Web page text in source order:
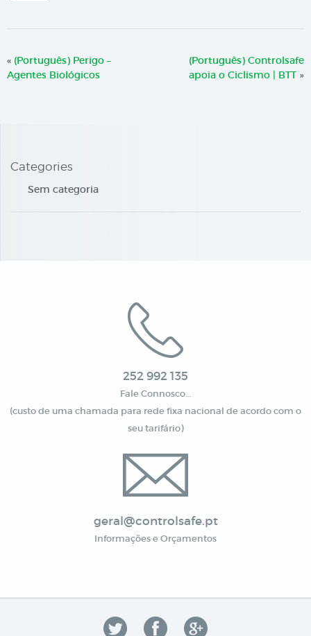
« (Português) Perigo –
Agentes Biológicos
(Português) Controlsafe
apoia o Ciclismo | BTT »
Categories
Sem categoria
252 992 135
Fale Connosco…
(custo de uma chamada para rede fixa nacional de acordo com o
seu tarifário)
geral@controlsafe.pt
Informações e Orçamentos